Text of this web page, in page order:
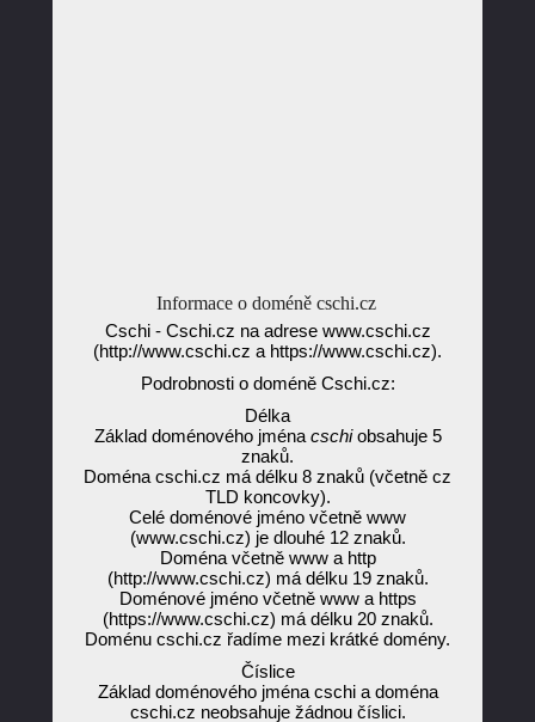
Informace o doméně cschi.cz
Cschi - Cschi.cz na adrese www.cschi.cz
(http://www.cschi.cz a https://www.cschi.cz).
Podrobnosti o doméně Cschi.cz:
Délka
Základ doménového jména cschiobsahuje 5
znaků.
Doména cschi.cz má délku 8 znaků (včetně cz
TLD koncovky).
Celé doménové jméno včetně www
(www.cschi.cz) je dlouhé 12 znaků.
Doména včetně www a http
(http://www.cschi.cz) má délku 19 znaků.
Doménové jméno včetně www a https
(https://www.cschi.cz) má délku 20 znaků.
Doménu cschi.cz řadíme mezi krátké domény.
Číslice
Základ doménového jména cschi a doména
cschi.cz neobsahuje žádnou číslici.